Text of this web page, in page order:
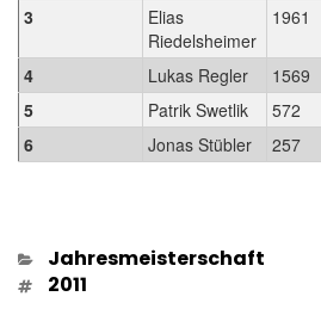
3
Elias
Riedelsheimer
1961
4 Lukas Regler 1569
5
Patrik Swetlik 572
6
Jonas Stübler 257
Kategorien
Jahresmeisterschaft
Schlagwörter
2011